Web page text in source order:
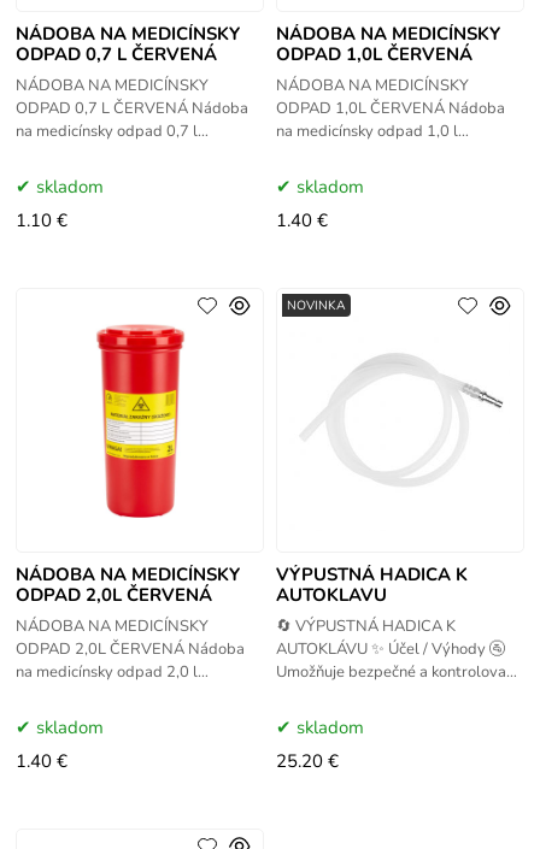
NÁDOBA NA MEDICÍNSKY
ODPAD 0,7 L ČERVENÁ
NÁDOBA NA MEDICÍNSKY
ODPAD 0,7 L ČERVENÁ Nádoba
na medicínsky odpad 0,7 l
PE+PP. Nádoba na medicínsky
odpad je určená na
skladom
1.10 €
NÁDOBA NA MEDICÍNSKY
ODPAD 1,0L ČERVENÁ
NÁDOBA NA MEDICÍNSKY
ODPAD 1,0L ČERVENÁ Nádoba
na medicínsky odpad 1,0 l
PE+PP. Nádoba na medicínsky
odpad je určená na
skladom
1.40 €
NÁDOBA NA MEDICÍNSKY
ODPAD 2,0L ČERVENÁ
NÁDOBA NA MEDICÍNSKY
ODPAD 2,0L ČERVENÁ Nádoba
na medicínsky odpad 2,0 l
PE+PP. Nádoba na medicínsky
odpad je určená na
skladom
1.40 €
VÝPUSTNÁ HADICA K
AUTOKLAVU
🔄 VÝPUSTNÁ HADICA K
AUTOKLÁVU ✨ Účel / Výhody 🚰
Umožňuje bezpečné a kontrolované
Zjednodušuje údržbu a
NOVINKA
skladom
25.20 €